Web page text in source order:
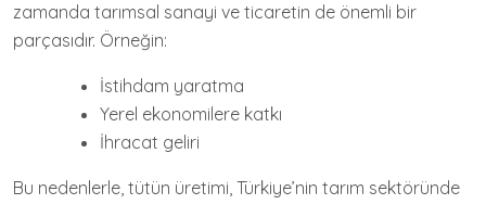
zamanda tarımsal sanayi ve ticaretin de önemli bir
parçasıdır. Örneğin:
İstihdam yaratma
Yerel ekonomilere katkı
İhracat geliri
Bu nedenlerle, tütün üretimi, Türkiye’nin tarım sektöründe